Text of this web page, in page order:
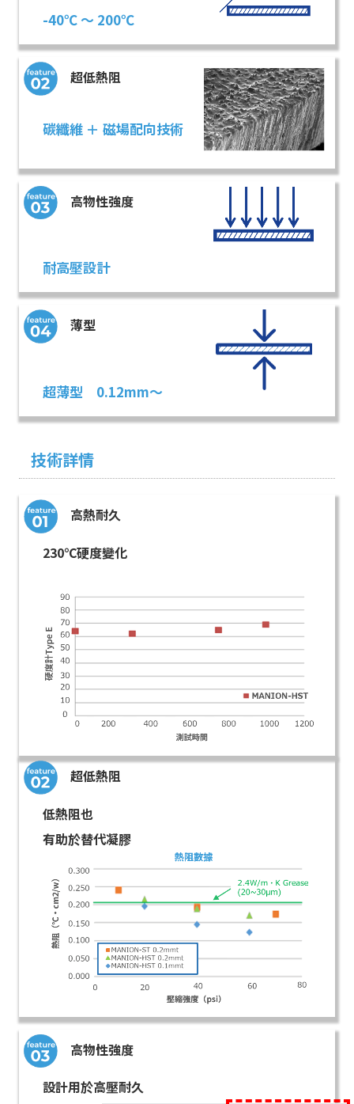
-40℃ ～ 200℃
超低熱阻
碳纖維 ＋ 磁場配向技術
高物性強度
耐高壓設計
薄型
超薄型 0.12mm～
技術詳情
高熱耐久
230℃硬度變化
超低熱阻
低熱阻也
有助於替代凝膠
高物性強度
設計用於高壓耐久